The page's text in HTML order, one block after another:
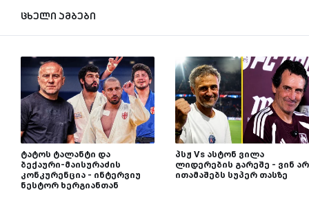
ცხელი ამბები
ტატოს ტალანტი და
ბექაური-მაისურაძის
კონკურენცია - ინტერვიუ
ნესტორ ხერგიანთან
პსჟ Vs ასტონ ვილა
ლიდერების გარეშე - ვინ არ
ითამაშებს სუპერ თასზე